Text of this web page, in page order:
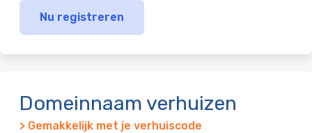
Nu registreren
Domeinnaam verhuizen
> Gemakkelijk met je verhuiscode